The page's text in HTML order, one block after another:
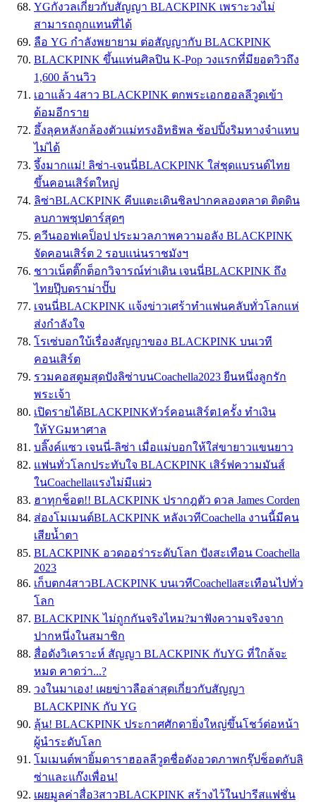
YGกังวลเกี่ยวกับสัญญา BLACKPINK เพราะวงไม่
สามารถถูกแทนที่ได้
ลือ YG กำลังพยายาม ต่อสัญญากับ BLACKPINK
BLACKPINK ขึ้นแท่นศิลปิน K-Pop วงแรกที่มียอดวิวถึง
1,600 ล้านวิว
เอาแล้ว 4สาว BLACKPINK ตกพระเอกฮอลลีวูดเข้า
ด้อมอีกราย
อึ้งลุคหลังกล้องตัวแม่ทรงอิทธิพล ช้อปปิ้งริมทางจำแทบ
ไม่ได้
จึ้งมากแม่! ลิซ่า-เจนนี่BLACKPINK ใส่ชุดแบรนด์ไทย
ขึ้นคอนเสิร์ตใหญ่
ลิซ่าBLACKPINK คีบแตะเดินชิลปากคลองตลาด ติดดิน
ลบภาพซุปตาร์สุดๆ
ควีนออฟเคป็อป ประมวลภาพความอลัง BLACKPINK
จัดคอนเสิร์ต 2 รอบเเน่นราชมังฯ
ชาวเน็ตติ๊กต็อกวิจารณ์ท่าเดิน เจนนี่BLACKPINK ถึง
ไทยปุ๊บดราม่าปั๊บ
เจนนี่BLACKPINK เเจ้งข่าวเศร้าทำเเฟนคลับทั่วโลกเเห่
ส่งกำลังใจ
โรเซ่บอกใบ้เรื่องสัญญาของ BLACKPINK บนเวที
คอนเสิร์ต
รวมคอสตูมสุดปังลิซ่าบนCoachella2023 ยืนหนึ่งลูกรัก
พระเจ้า
เปิดรายได้BLACKPINKทัวร์คอนเสิร์ต1ครั้ง ทำเงิน
ให้YGมหาศาล
บลิ๊งค์แซว เจนนี่-ลิซ่า เมื่อแม่บอกให้ใส่ขายาวแขนยาว
แฟนทั่วโลกประทับใจ BLACKPINK เสิร์ฟความมันส์
ในCoachellaแรงไม่มีแผ่ว
ฮาทุกช็อต!! BLACKPINK ปรากฎตัว ดวล James Corden
ส่องโมเมนต์BLACKPINK หลังเวทีCoachella งานนี้มีคน
เสียน้ำตา
BLACKPINK อวดออร่าระดับโลก ปังสะเทือน Coachella
2023⁣
เก็บตก4สาวBLACKPINK บนเวทีCoachellaสะเทือนไปทั่ว
โลก
BLACKPINK ไม่ถูกกันจริงไหม?มาฟังความจริงจาก
ปากหนึ่งในสมาชิก
สื่อดังวิเคราะห์ สัญญา BLACKPINK กับYG ที่ใกล้จะ
หมด คาดว่า...?
วงในมาเอง! เผยข่าวลือล่าสุดเกี่ยวกับสัญญา
BLACKPINK กับ YG
ลุ้น! BLACKPINK ประกาศศักดายิ่งใหญ่ขึ้นโชว์ต่อหน้า
ผู้นำระดับโลก
โมเมนต์พายิ้มดาราฮอลลีวูดชื่อดังอวดภาพกรุ๊ปช็อตกับลิ
ซ่าและแก๊งเพื่อน!
เผยมูลค่าสื่อ3สาวBLACKPINK สร้างไว้ในปารีสแฟชั่น